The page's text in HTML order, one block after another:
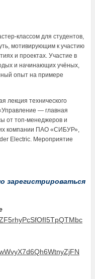
классом для студентов,
мотивирующим к участию
и проектах. Участие в
и начинающих учёных,
опыт на примере
лекция технического
— главная
от топ-менеджеров и
компании ПАО «СИБУР»,
Electric. Мероприятие
зарегистрироваться